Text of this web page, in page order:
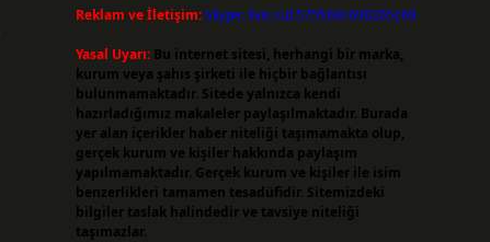
Reklam ve İletişim:Skype: live:.cid.575569c608265c69
Yasal Uyarı: Bu internet sitesi, herhangi bir marka,
kurum veya şahıs şirketi ile hiçbir bağlantısı
bulunmamaktadır. Sitede yalnızca kendi
hazırladığımız makaleler paylaşılmaktadır. Burada
yer alan içerikler haber niteliği taşımamakta olup,
gerçek kurum ve kişiler hakkında paylaşım
yapılmamaktadır. Gerçek kurum ve kişiler ile isim
benzerlikleri tamamen tesadüfidir. Sitemizdeki
bilgiler taslak halindedir ve tavsiye niteliği
taşımazlar.